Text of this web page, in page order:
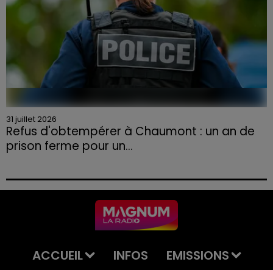
31 juillet 2026
Refus d'obtempérer à Chaumont : un an de
prison ferme pour un...
permis et la confiscation de son véhicule.
ACCUEIL INFOS
EMISSIONS